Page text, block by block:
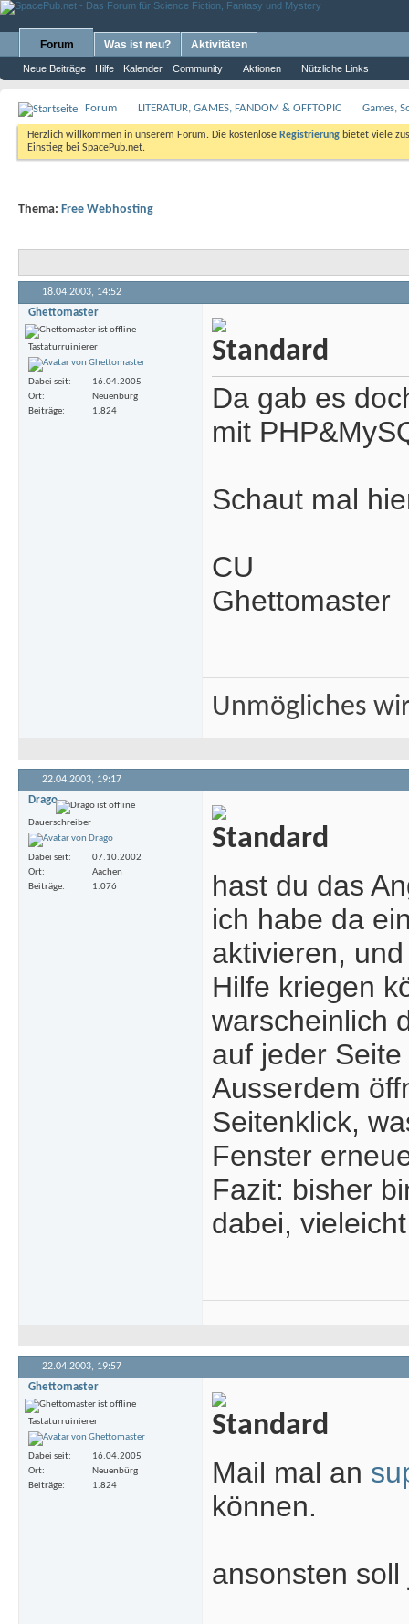
Forum
Neue Beiträge Hilfe Kalender Community Aktionen Nützliche Links
Was ist neu? Aktivitäten
Forum LITERATUR, GAMES, FANDOM & OFFTOPIC Games,
Herzlich willkommen in unserem Forum. Die kostenlose Registrierung bietet viele
Einstieg bei SpacePub.net.
Thema: Free Webhosting
18.04.2003, 14:52
Ghettomaster
Tastaturruinierer
Dabei seit
16.04.2005
Ort
Neuenbürg
Beiträge
1.824
Da gab es
mit
Schaut mal
CU
Ghettomaster
Unmögliches
22.04.2003, 19:17
Drago
Dauerschreiber
Dabei seit
07.10.2002
Ort
Aachen
Beiträge
1.076
hast du das
ich habe da
aktivieren,
Hilfe kriegen
warscheinlich
auf jeder
Ausserdem
Seitenklick,
Fenster
Fazit: bisher
dabei,
22.04.2003, 19:57
Ghettomaster
Tastaturruinierer
Dabei seit
16.04.2005
Ort
Neuenbürg
Beiträge
1.824 Mail mal an
können.
ansonsten